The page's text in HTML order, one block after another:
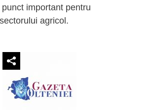
important pentru
agricol.